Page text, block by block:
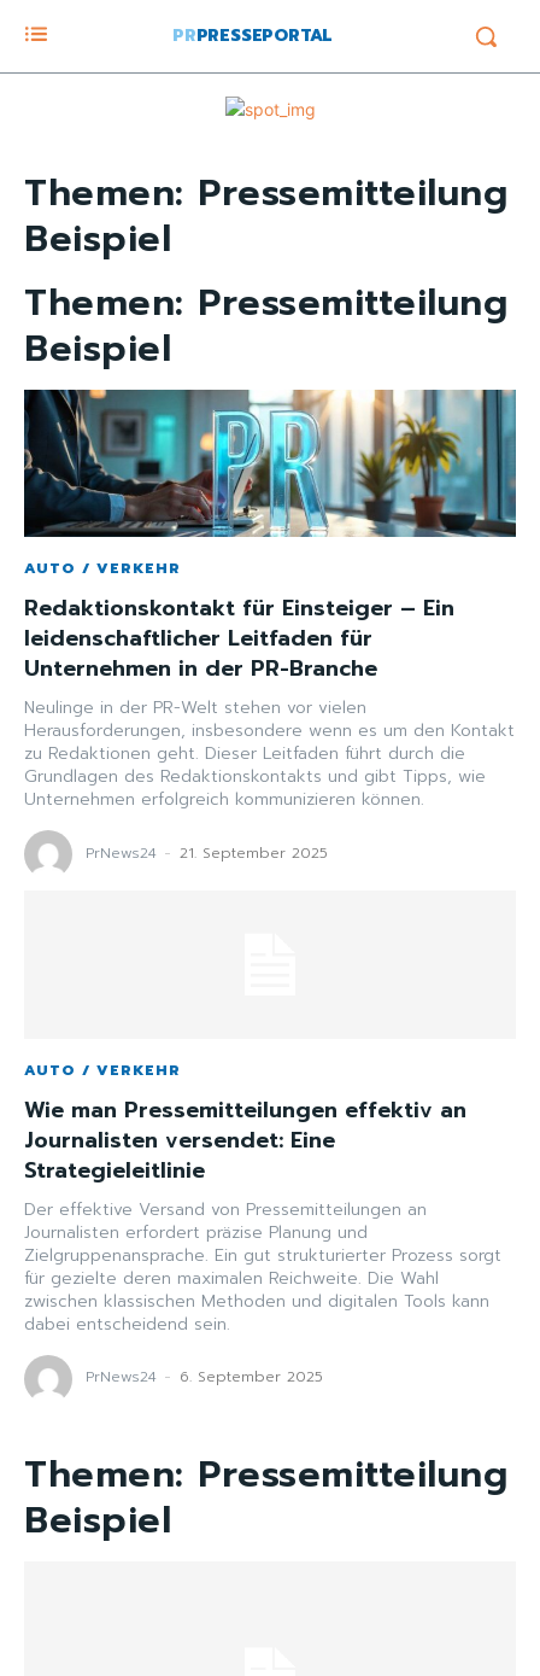
PRPRESSEPORTAL
Themen: Pressemitteilung
Beispiel
Themen: Pressemitteilung
Beispiel
AUTO / VERKEHR
Redaktionskontakt für Einsteiger – Ein
leidenschaftlicher Leitfaden für
Unternehmen in der PR-Branche
Neulinge in der PR-Welt stehen vor vielen
Herausforderungen, insbesondere wenn es um den Kontakt
zu Redaktionen geht. Dieser Leitfaden führt durch die
Grundlagen des Redaktionskontakts und gibt Tipps, wie
Unternehmen erfolgreich kommunizieren können.
PrNews24 - 21. September 2025
AUTO / VERKEHR
Wie man Pressemitteilungen effektiv an
Journalisten versendet: Eine
Strategieleitlinie
Der effektive Versand von Pressemitteilungen an
Journalisten erfordert präzise Planung und
Zielgruppenansprache. Ein gut strukturierter Prozess sorgt
für gezielte deren maximalen Reichweite. Die Wahl
zwischen klassischen Methoden und digitalen Tools kann
dabei entscheidend sein.
PrNews24 - 6. September 2025
Themen: Pressemitteilung
Beispiel